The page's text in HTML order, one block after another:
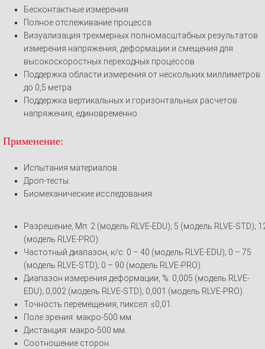
Бесконтактные измерения.
Полное отслеживание процесса.
Визуализация трехмерных полномасштабных результатов
измерения напряжения, деформации и смещения для
высокоскоростных переходных процессов.
Поддержка области измерения от нескольких миллиметров
до 0,5 метра.
Поддержка вертикальных и горизонтальных расчетов
напряжения, единовременно.
Применение:
Испытания материалов.
Дроп-тесты.
Биомеханические исследования.
Разрешение, Мп: 2 (модель RLVE-EDU); 5 (модель RLVE-STD);
(модель RLVE-PRO).
Частотный диапазон, к/c: 0 – 40 (модель RLVE-EDU); 0 – 75
(модель RLVE-STD); 0 – 90 (модель RLVE-PRO).
Диапазон измерения деформации, %: 0,005 (модель RLVE-
EDU); 0,002 (модель RLVE-STD); 0,001 (модель RLVE-PRO).
Точность перемещения, пиксел: ≤0,01.
Поле зрения: макро-500 мм.
Дистанция: макро-500 мм.
Соотношение сторон.